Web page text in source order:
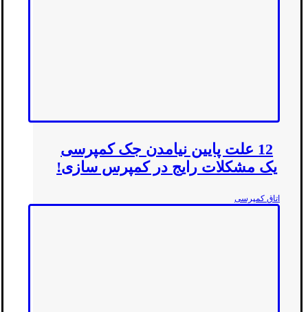
12 علت پایین نیامدن جک کمپرسی
یک مشکلات رایج در کمپرس سازی!
اتاق کمپرسی